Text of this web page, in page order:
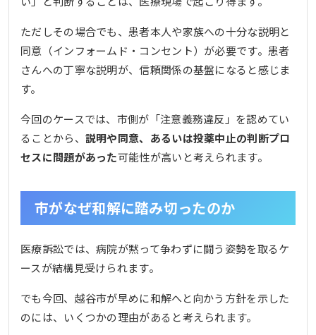
ただしその場合でも、患者本人や家族への十分な説明と
同意（インフォームド・コンセント）が必要です。患者
さんへの丁寧な説明が、信頼関係の基盤になると感じま
す。
今回のケースでは、市側が「注意義務違反」を認めてい
ることから、 説明や同意、あるいは投薬中止の判断プロ
セスに問題があった可能性が高いと考えられます。
市がなぜ和解に踏み切ったのか
医療訴訟では、病院が黙って争わずに闘う姿勢を取るケ
ースが結構見受けられます。
でも今回、越谷市が早めに和解へと向かう方針を示した
のには、いくつかの理由があると考えられます。